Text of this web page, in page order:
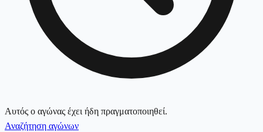
Αυτός ο αγώνας έχει ήδη πραγματοποιηθεί.
Αναζήτηση αγώνων